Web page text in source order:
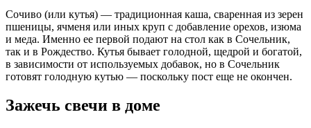
Сочиво (или кутья) — традиционная каша, сваренная из зерен
пшеницы, ячменя или иных круп с добавление орехов, изюма
и меда. Именно ее первой подают на стол как в Сочельник,
так и в Рождество. Кутья бывает голодной, щедрой и богатой,
в зависимости от используемых добавок, но в Сочельник
готовят голодную кутью — поскольку пост еще не окончен.
Зажечь свечи в доме